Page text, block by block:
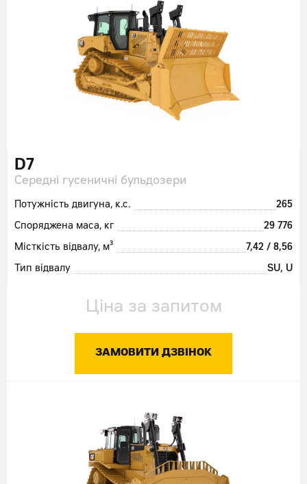
D7
Середні гусеничні бульдозери
Потужність двигуна, к.с. 265
Споряджена маса, кг 29 776
Місткість відвалу, м³ 7,42 / 8,56
Тип відвалу SU, U
Ціна за запитом
ЗАМОВИТИ ДЗВІНОК